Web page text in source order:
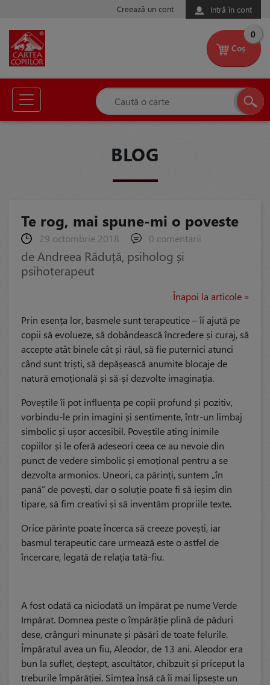
Creează un cont Intră în cont
Coș
0
BLOG
Te rog, mai spune-mi o poveste
29 octombrie 2018 0 comentarii
de Andreea Răduță, psiholog și
psihoterapeut
Înapoi la articole »
Prin esența lor, basmele sunt terapeutice – îi ajută pe
copii să evolueze, să dobândească încredere și curaj, să
accepte atât binele cât și răul, să fie puternici atunci
când sunt triști, să depășească anumite blocaje de
natură emoțională și să-și dezvolte imaginația.
Poveștile îi pot influența pe copii profund și pozitiv,
vorbindu-le prin imagini și sentimente, într-un limbaj
simbolic și ușor accesibil. Poveștile ating inimile
copiilor și le oferă adeseori ceea ce au nevoie din
punct de vedere simbolic și emoțional pentru a se
dezvolta armonios. Uneori, ca părinți, suntem „în
pană” de povești, dar o soluție poate fi să ieșim din
tipare, să fim creativi și să inventăm propriile texte.
Orice părinte poate încerca să creeze povești, iar
basmul terapeutic care urmează este o astfel de
încercare, legată de relația tată-fiu.
A fost odată ca niciodată un împărat pe nume Verde
Impărat. Domnea peste o împărăție plină de păduri
dese, crânguri minunate și păsări de toate felurile.
Împăratul avea un fiu, Aleodor, de 13 ani. Aleodor era
bun la suflet, deștept, ascultător, chibzuit și priceput la
treburile împărăției. Simțea însă că îi mai lipsește un